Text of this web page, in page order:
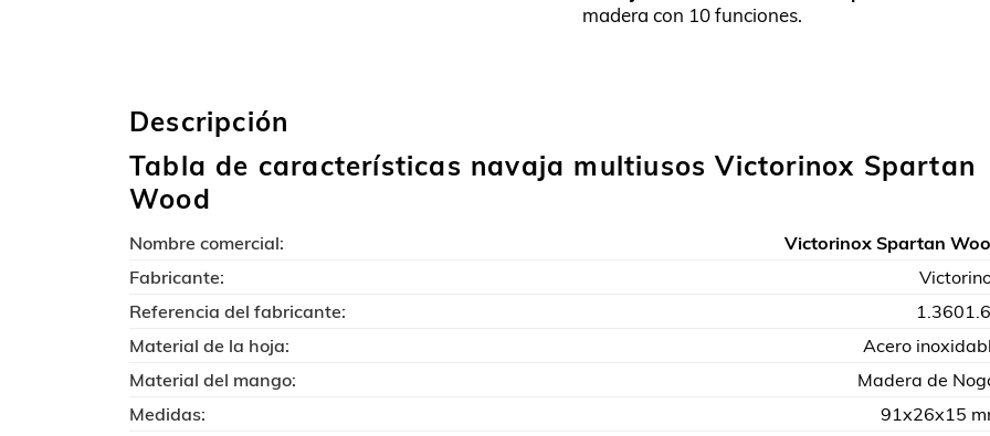
madera con 10 funciones.
Descripción
Tabla de características navaja multiusos Victorinox Spartan
Wood
Nombre comercial:
Victorinox Spartan
Fabricante:
Referencia del fabricante:
Material de la hoja:
Acero
Material del mango:
Madera de
Medidas:
91x26x15